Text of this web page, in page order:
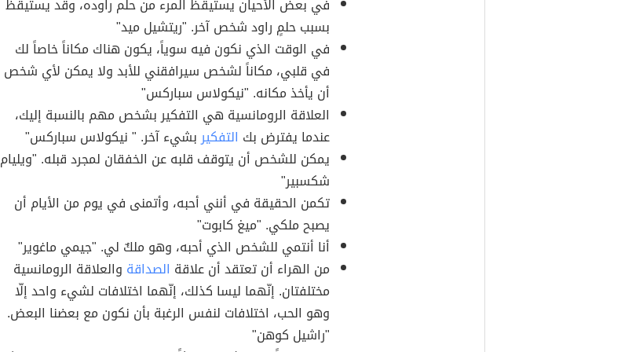
في بعض الأحيان يستيقظ المرء من حلم راوده، وقد يستيقظ
بسبب حلمٍ راود شخص آخر. "ريتشيل ميد"
في الوقت الذي نكون فيه سوياً، يكون هناك مكاناً خاصاً لك
في قلبي، مكاناً لشخص سيرافقني للأبد ولا يمكن لأي شخص
أن يأخذ مكانه. "نيكولاس سباركس"
العلاقة الرومانسية هي التفكير بشخص مهم بالنسبة إليك،
عندما يفترض بك التفكيربشيء آخر. " نيكولاس سباركس"
يمكن للشخص أن يتوقف قلبه عن الخفقان لمجرد قبله. "ويليام
شكسبير"
تكمن الحقيقة في أنني أحبه، وأتمنى في يوم من الأيام أن
يصبح ملكي. "ميغ كابوت"
أنا أنتمي للشخص الذي أحبه، وهو ملكٌ لي. "جيمي ماغوير"
من الهراء أن تعتقد أن علاقة الصداقة والعلاقة الرومانسية
مختلفتان. إنّهما ليسا كذلك، إنّهما اختلافات لشيء واحد إلّا
وهو الحب، اختلافات لنفس الرغبة بأن نكون مع بعضنا البعض.
"راشيل كوهن"